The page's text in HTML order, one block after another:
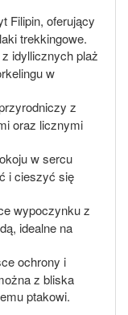
Filipin, oferujący
trekkingowe.
idyllicznych plaż
w
z
oraz licznymi
w sercu
i cieszyć się
wypoczynku z
idealne na
ochrony i
z bliska
ptakowi.